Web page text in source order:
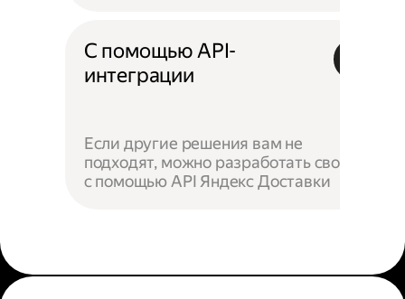
С помощью API-
интеграции
Если другие решения вам не
подходят, можно разработать своё —
с помощью API Яндекс Доставки